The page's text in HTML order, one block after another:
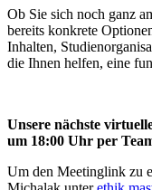
Ob Sie sich noch ganz
bereits konkrete
Inhalten,
die Ihnen helfen, eine
Unsere nächste
um 18:00 Uhr per
Um den Meetinglink zu